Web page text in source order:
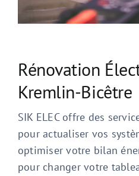
Rénovation
Kremlin-Bicêtre
SIK ELEC offre des
pour actualiser vos
optimiser votre bilan
pour changer votre